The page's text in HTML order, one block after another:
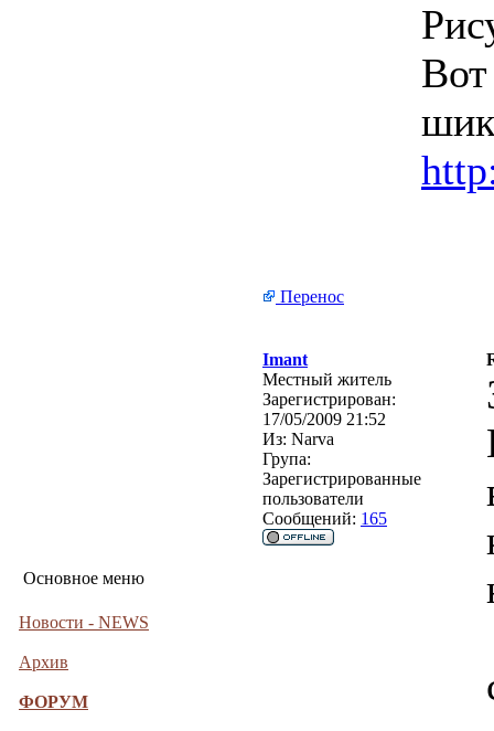
Основное меню
Новости - NEWS
Архив
ФОРУМ
Вот
Перенос
Imant
Местный житель
Зарегистрирован:
17/05/2009 21:52
Из: Narva
Група:
Зарегистрированные
пользователи
Сообщений: 165